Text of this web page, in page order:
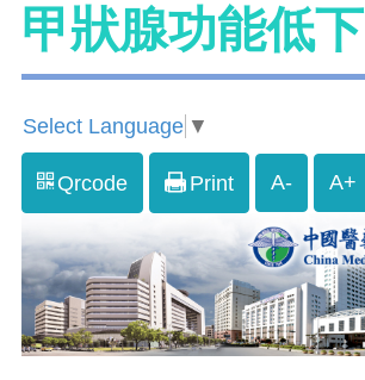
甲狀腺功能低下
Select Language ▼
Qrcode Print A- A+